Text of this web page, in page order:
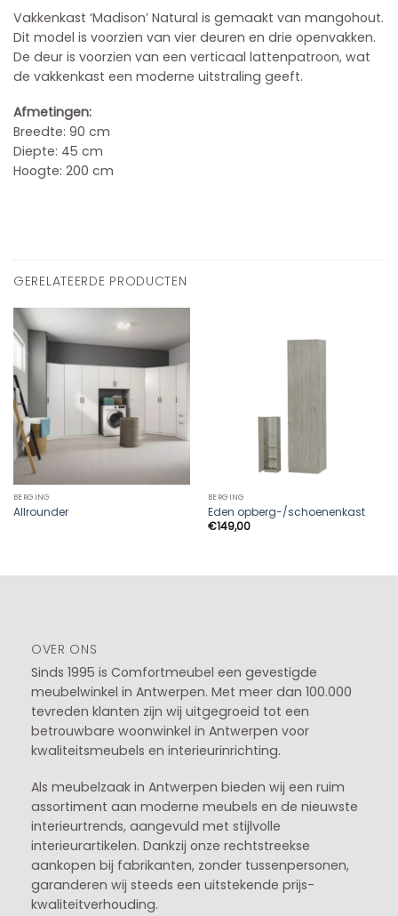
Vakkenkast ‘Madison’ Natural is gemaakt van mangohout.
Dit model is voorzien van vier deuren en drie openvakken.
De deur is voorzien van een verticaal lattenpatroon, wat
de vakkenkast een moderne uitstraling geeft.
Afmetingen:
Breedte: 90 cm
Diepte: 45 cm
Hoogte: 200 cm
GERELATEERDE PRODUCTEN
BERGING
Allrounder
BERGING
Eden opberg-/schoenenkast
€149,00
OVER ONS
Sinds 1995 is Comfortmeubel een gevestigde
meubelwinkel in Antwerpen. Met meer dan 100.000
tevreden klanten zijn wij uitgegroeid tot een
betrouwbare woonwinkel in Antwerpen voor
kwaliteitsmeubels en interieurinrichting.
Als meubelzaak in Antwerpen bieden wij een ruim
assortiment aan moderne meubels en de nieuwste
interieurtrends, aangevuld met stijlvolle
interieurartikelen. Dankzij onze rechtstreekse
aankopen bij fabrikanten, zonder tussenpersonen,
garanderen wij steeds een uitstekende prijs-
kwaliteitverhouding.